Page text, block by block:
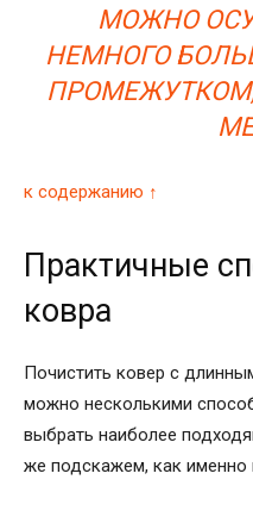
МОЖНО
НЕМНОГО
к содержанию ↑
Практичные
ковра
Почистить ковер с
можно несколькими
выбрать наиболее
же подскажем, как именно